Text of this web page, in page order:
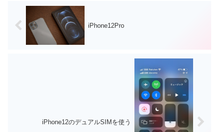
iPhone12Pro
iPhone12のデュアルSIMを使う